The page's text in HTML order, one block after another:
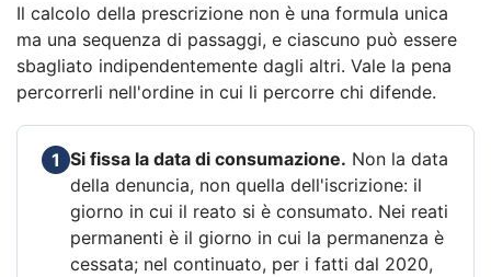
Il calcolo della prescrizione non è una formula unica
ma una sequenza di passaggi, e ciascuno può essere
sbagliato indipendentemente dagli altri. Vale la pena
percorrerli nell'ordine in cui li percorre chi difende.
1 Si fissa la data di consumazione. Non la data
della denuncia, non quella dell'iscrizione: il
giorno in cui il reato si è consumato. Nei reati
permanenti è il giorno in cui la permanenza è
cessata; nel continuato, per i fatti dal 2020,